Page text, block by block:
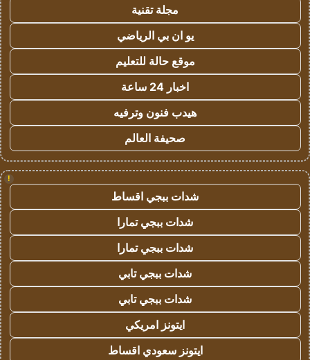
مجلة تقنية
يو ان بي الرياضي
موقع حالة للتعليم
اخبار 24 ساعة
هيدب فنون وترفيه
صحيفة العالم
!
شدات ببجي اقساط
شدات ببجي تمارا
شدات ببجي تمارا
شدات ببجي تابي
شدات ببجي تابي
ايتونز امريكي
ايتونز سعودي اقساط